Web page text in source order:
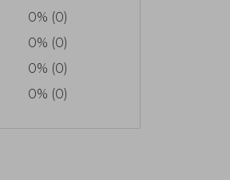
0% (0)
0% (0)
0% (0)
0% (0)